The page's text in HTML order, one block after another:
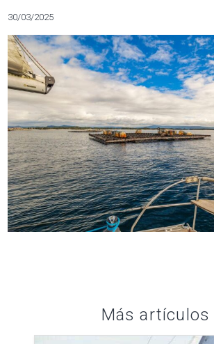
Categorías
30/03/2025
Más artículos